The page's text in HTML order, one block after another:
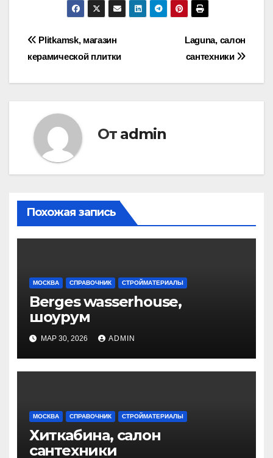
Навигация
по
Laguna, салон
сантехники
Plitkamsk, магазин
керамической плитки
От admin
Похожая запись
МОСКВА СПРАВОЧНИК СТРОЙМАТЕРИАЛЫ
Berges wasserhouse,
шоурум
МАР 30, 2026 ADMIN
МОСКВА СПРАВОЧНИК СТРОЙМАТЕРИАЛЫ
Хиткабина, салон
сантехники